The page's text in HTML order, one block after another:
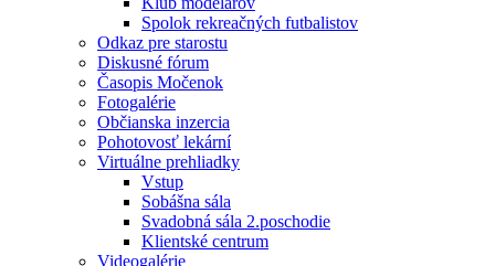
Spolok rekreačných futbalistov
Odkaz pre starostu
Diskusné fórum
Časopis Močenok
Fotogalérie
Občianska inzercia
Pohotovosť lekární
Virtuálne prehliadky
Vstup
Sobášna sála
Svadobná sála 2.poschodie
Klientské centrum
Videogalérie